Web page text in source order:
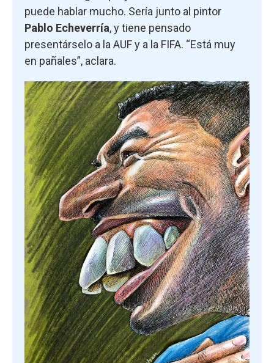
puede hablar mucho. Sería junto al pintor
Pablo Echeverría, y tiene pensado
presentárselo a la AUF y a la FIFA. “Está muy
en pañales”, aclara.